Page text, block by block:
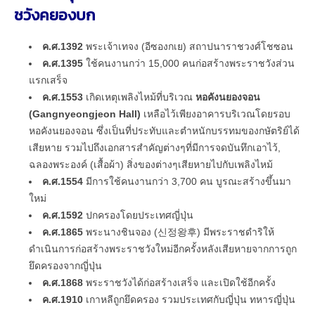
ชวังคยองบก
ค.ศ.1392 พระเจ้าเทจง (อีซองกเย) สถาปนาราชวงศ์โชซอน
ค.ศ.1395 ใช้คนงานกว่า 15,000 คนก่อสร้างพระราชวังส่วน
แรกเสร็จ
ค.ศ.1553 เกิดเหตุเพลิงไหม้ที่บริเวณ หอคังนยองจอน
(Gangnyeongjeon Hall) เหลือไว้เพียงอาคารบริเวณโดยรอบ
หอคังนยองจอน ซึ่งเป็นที่ประทับและตำหนักบรรทมของกษัตริย์ได้
เสียหาย รวมไปถึงเอกสารสำคัญต่างๆที่มีการจดบันทึกเอาไว้,
ฉลองพระองค์ (เสื้อผ้า) สิ่งของต่างๆเสียหายไปกับเพลิงไหม้
ค.ศ.1554 มีการใช้คนงานกว่า 3,700 คน บูรณะสร้างขึ้นมา
ใหม่
ค.ศ.1592 ปกครองโดยประเทศญี่ปุ่น
ค.ศ.1865 พระนางชินจอง (신정왕후) มีพระราชดำริให้
ดำเนินการก่อสร้างพระราชวังใหม่อีกครั้งหลังเสียหายจากการถูก
ยึดครองจากญี่ปุ่น
ค.ศ.1868 พระราชวังได้ก่อสร้างเสร็จ และเปิดใช้อีกครั้ง
ค.ศ.1910 เกาหลีถูกยึดครอง รวมประเทศกับญี่ปุ่น ทหารญี่ปุ่น